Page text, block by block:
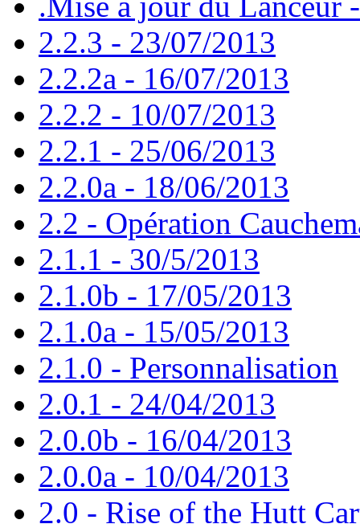
2.2.3 - 23/07/2013
2.2.2a - 16/07/2013
2.2.2 - 10/07/2013
2.2.1 - 25/06/2013
2.2.0a - 18/06/2013
2.2 - Opération
2.1.1 - 30/5/2013
2.1.0b - 17/05/2013
2.1.0a - 15/05/2013
2.1.0 - Personnalisation
2.0.1 - 24/04/2013
2.0.0b - 16/04/2013
2.0.0a - 10/04/2013
2.0 - Rise of the Hutt